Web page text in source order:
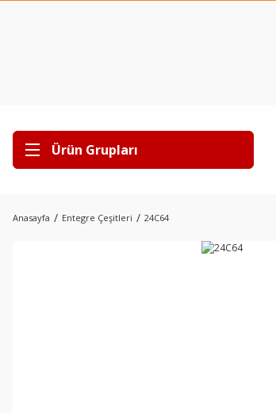
Ürün Grupları
Anasayfa Entegre Çeşitleri 24C64